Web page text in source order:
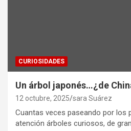
CURIOSIDADES
Un árbol japonés…¿de
12 octubre, 2025 sara Suárez
Cuantas veces paseando por los
atención árboles curiosos, de